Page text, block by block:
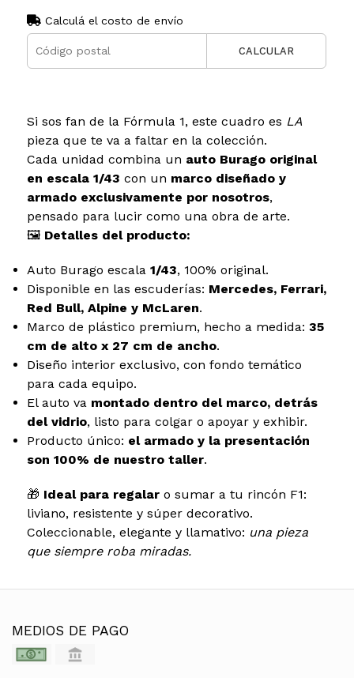
Calculá el costo de envío
CALCULAR
Si sos fan de la Fórmula 1, este cuadro es LA
pieza que te va a faltar en la colección.
Cada unidad combina un auto Burago original
en escala 1/43 con un marco diseñado y
armado exclusivamente por nosotros,
pensado para lucir como una obra de arte.
🖼 Detalles del producto:
Auto Burago escala 1/43, 100% original.
Disponible en las escuderías: Mercedes, Ferrari,
Red Bull, Alpine y McLaren.
Marco de plástico premium, hecho a medida: 35
cm de alto x 27 cm de ancho.
Diseño interior exclusivo, con fondo temático
para cada equipo.
El auto va montado dentro del marco, detrás
del vidrio, listo para colgar o apoyar y exhibir.
Producto único: el armado y la presentación
son 100% de nuestro taller.
🎁 Ideal para regalaro sumar a tu rincón F1:
liviano, resistente y súper decorativo.
Coleccionable, elegante y llamativo: una pieza
que siempre roba miradas.
MEDIOS DE PAGO